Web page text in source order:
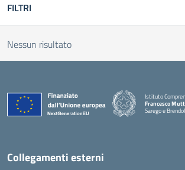
FILTRI
Nessun risultato
Istituto
Francesco
Sarego e
— Visita la
Collegamenti esterni